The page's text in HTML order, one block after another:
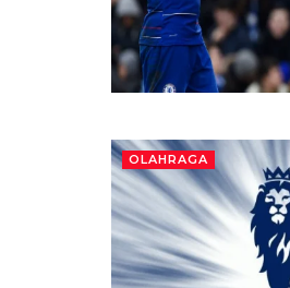
OLAHRAGA